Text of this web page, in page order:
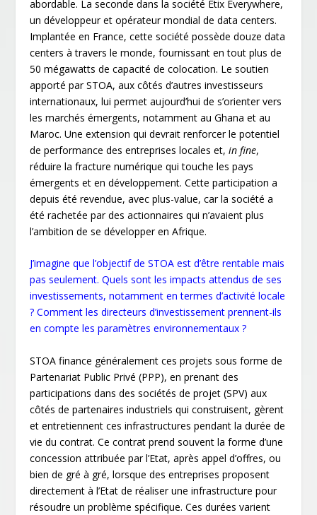
abordable. La seconde dans la société Etix Everywhere,
un développeur et opérateur mondial de data centers.
Implantée en France, cette société possède douze data
centers à travers le monde, fournissant en tout plus de
50 mégawatts de capacité de colocation. Le soutien
apporté par STOA, aux côtés d’autres investisseurs
internationaux, lui permet aujourd’hui de s’orienter vers
les marchés émergents, notamment au Ghana et au
Maroc. Une extension qui devrait renforcer le potentiel
de performance des entreprises locales et,in fine,
réduire la fracture numérique qui touche les pays
émergents et en développement. Cette participation a
depuis été revendue, avec plus-value, car la société a
été rachetée par des actionnaires qui n’avaient plus
l’ambition de se développer en Afrique.
J’imagine que l’objectif de STOA est d’être rentable mais
pas seulement. Quels sont les impacts attendus de ses
investissements, notamment en termes d’activité locale
? Comment les directeurs d’investissement prennent-ils
en compte les paramètres environnementaux ?
STOA finance généralement ces projets sous forme de
Partenariat Public Privé (PPP), en prenant des
participations dans des sociétés de projet (SPV) aux
côtés de partenaires industriels qui construisent, gèrent
et entretiennent ces infrastructures pendant la durée de
vie du contrat. Ce contrat prend souvent la forme d’une
concession attribuée par l’Etat, après appel d’offres, ou
bien de gré à gré, lorsque des entreprises proposent
directement à l’Etat de réaliser une infrastructure pour
résoudre un problème spécifique. Ces durées varient